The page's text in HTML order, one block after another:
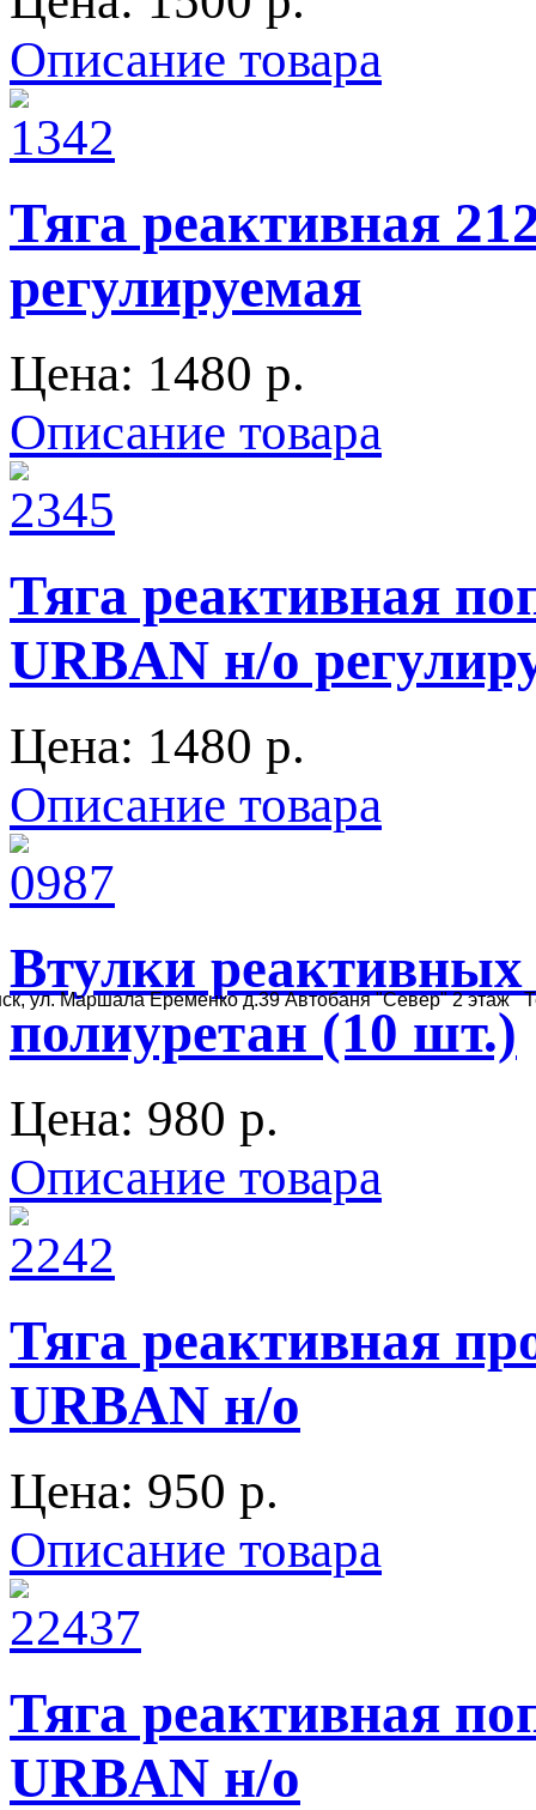
ул. Маршала Еременко д.39 Автобаня "Север" 2 этаж
Описание товара
Тяга реактивная
регулируемая
Цена: 1480 p.
Описание товара
Тяга реактивная
URBAN н/о
Цена: 1480 p.
Описание товара
Втулки реактивных
полиуретан (10 шт.)
Цена: 980 p.
Описание товара
Тяга реактивная
URBAN н/о
Цена: 950 p.
Описание товара
Тяга реактивная
URBAN н/о